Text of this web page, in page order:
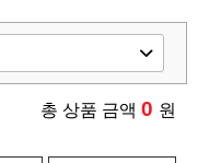
총 상품 금액 0 원